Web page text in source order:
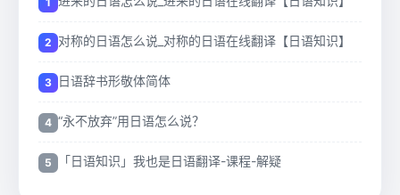
对称的日语怎么说_对称的日语在线翻译【日语知识】
日语辞书形敬体简体
“永不放弃”用日语怎么说？
「日语知识」我也是日语翻译-课程-解疑